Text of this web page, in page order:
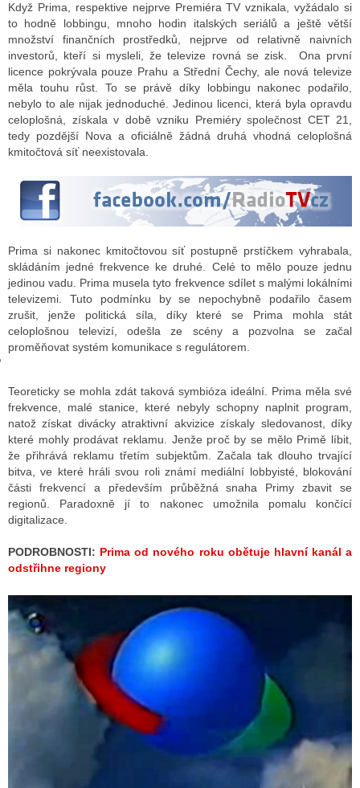
STRÁNKY TV
TISK
STÁT BLOGEREM
BLOGERA
DISKUTÉRA NA RADIOTV
STARŠÍCH DISKUZÍ
Když Prima, respektive nejprve Premiéra TV vznikala, vyžádalo si
to hodně lobbingu, mnoho hodin italských seriálů a ještě větší
množství finančních prostředků, nejprve od relativně naivních
investorů, kteří si mysleli, že televize rovná se zisk. Ona první
licence pokrývala pouze Prahu a Střední Čechy, ale nová televize
měla touhu růst. To se právě díky lobbingu nakonec podařilo,
nebylo to ale nijak jednoduché. Jedinou licenci, která byla opravdu
celoplošná, získala v době vzniku Premiéry společnost CET 21,
tedy pozdější Nova a oficiálně žádná druhá vhodná celoplošná
kmitočtová síť neexistovala.
Prima si nakonec kmitočtovou síť postupně prstíčkem vyhrabala,
skládáním jedné frekvence ke druhé. Celé to mělo pouze jednu
jedinou vadu. Prima musela tyto frekvence sdílet s malými lokálními
televizemi. Tuto podmínku by se nepochybně podařilo časem
zrušit, jenže politická síla, díky které se Prima mohla stát
celoplošnou televizí, odešla ze scény a pozvolna se začal
proměňovat systém komunikace s regulátorem.
Teoreticky se mohla zdát taková symbióza ideální. Prima měla své
frekvence, malé stanice, které nebyly schopny naplnit program,
natož získat divácky atraktivní akvizice získaly sledovanost, díky
které mohly prodávat reklamu. Jenže proč by se mělo Primě líbit,
že přihrává reklamu třetím subjektům. Začala tak dlouho trvající
bitva, ve které hráli svou roli známí mediální lobbyisté, blokování
části frekvencí a především průběžná snaha Primy zbavit se
regionů. Paradoxně jí to nakonec umožnila pomalu končící
digitalizace.
PODROBNOSTI: Prima od nového roku obětuje hlavní kanál a
odstřihne regiony